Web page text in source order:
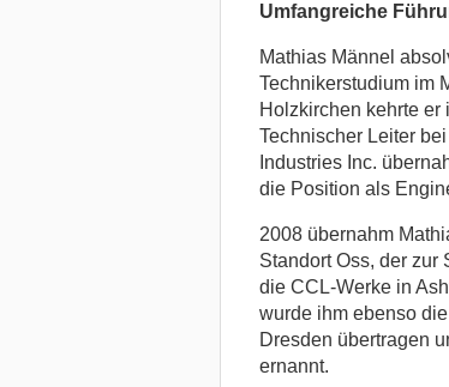
Umfangreiche
Mathias Männel
Technikerstudium im
Holzkirchen kehrte
Technischer Leiter
Industries Inc.
die Position als
2008 übernahm
Standort Oss, der zur
die CCL-Werke in
wurde ihm ebenso
Dresden übertragen
ernannt.